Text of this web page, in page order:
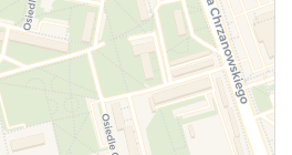
aby przesłać informację o
mityngu.